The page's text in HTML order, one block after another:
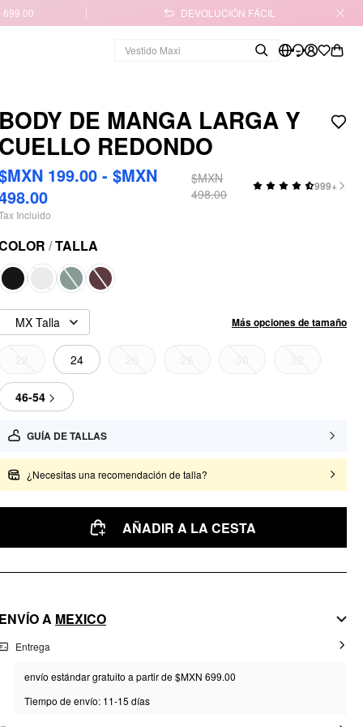
699.00 DEVOLUCIÓN FÁCIL
BODY DE MANGA LARGA Y
CUELLO REDONDO
199.00 - $MXN
$MXN
498.00
999+
Incluido
/TALLA
MX Talla Más opciones de tamaño
24
46-54
GUÍA DE TALLAS
¿Necesitas una recomendación de talla?
AÑADIR A LA CESTA
ENVÍO A MEXICO
Entrega
envío estándar gratuito a partir de $MXN 699.00
Tiempo de envío: 11-15 días